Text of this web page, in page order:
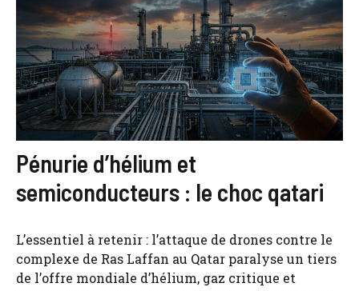
Pénurie d’hélium et
semiconducteurs : le choc qatari
L’essentiel à retenir : l’attaque de drones contre le
complexe de Ras Laffan au Qatar paralyse un tiers
de l’offre mondiale d’hélium, gaz critique et